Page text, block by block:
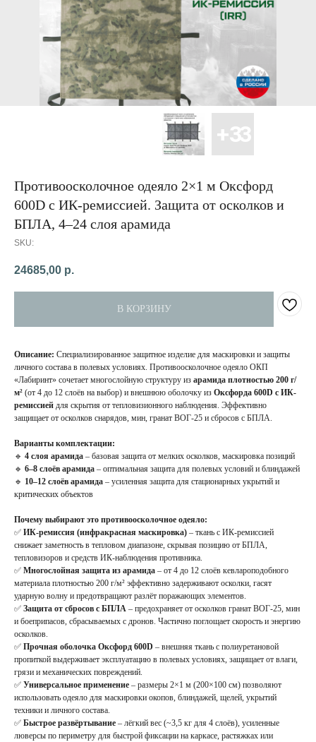
Противоосколочное одеяло 2×1 м Оксфорд
600D с ИК-ремиссией. Защита от осколков и
БПЛА, 4–24 слоя арамида
SKU:
24685,00 р.
В КОРЗИНУ
Описание: Специализированное защитное изделие для маскировки и защиты
личного состава в полевых условиях. Противоосколочное одеяло ОКП
«Лабиринт» сочетает многослойную структуру из арамида плотностью 200 г/
м² (от 4 до 12 слоёв на выбор) и внешнюю оболочку из Оксфорда 600D с ИК-
ремиссией для скрытия от тепловизионного наблюдения. Эффективно
защищает от осколков снарядов, мин, гранат ВОГ-25 и сбросов с БПЛА.
Варианты комплектации:
🔹 4 слоя арамида – базовая защита от мелких осколков, маскировка позиций
🔹 6–8 слоёв арамида – оптимальная защита для полевых условий и блиндажей
🔹 10–12 слоёв арамида – усиленная защита для стационарных укрытий и
критических объектов
Почему выбирают это противоосколочное одеяло:
✅ ИК-ремиссия (инфракрасная маскировка) – ткань с ИК-ремиссией
снижает заметность в тепловом диапазоне, скрывая позицию от БПЛА,
тепловизоров и средств ИК-наблюдения противника.
✅ Многослойная защита из арамида – от 4 до 12 слоёв кевлароподобного
материала плотностью 200 г/м² эффективно задерживают осколки, гасят
ударную волну и предотвращают разлёт поражающих элементов.
✅ Защита от сбросов с БПЛА – предохраняет от осколков гранат ВОГ-25, мин
и боеприпасов, сбрасываемых с дронов. Частично поглощает скорость и энергию
осколков.
✅ Прочная оболочка Оксфорд 600D – внешняя ткань с полиуретановой
пропиткой выдерживает эксплуатацию в полевых условиях, защищает от влаги,
грязи и механических повреждений.
✅ Универсальное применение – размеры 2×1 м (200×100 см) позволяют
использовать одеяло для маскировки окопов, блиндажей, щелей, укрытий
техники и личного состава.
✅ Быстрое развёртывание – лёгкий вес (~3,5 кг для 4 слоёв), усиленные
люверсы по периметру для быстрой фиксации на каркасе, растяжках или